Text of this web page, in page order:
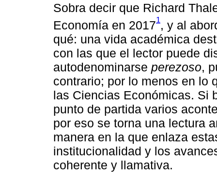
Sobra decir que Richard
Economía en 20171, y al
qué: una vida académica
con las que el lector puede
autodenominarse perezoso,
contrario; por lo menos en lo
las Ciencias Económicas. Si
punto de partida varios
por eso se torna una lectura
manera en la que enlaza
institucionalidad y los
coherente y llamativa.